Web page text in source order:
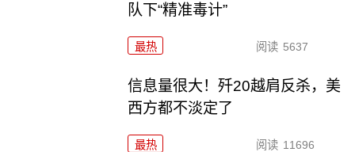
队下“精准毒计”
最热 阅读 5637
信息量很大！歼20越肩反杀，美
西方都不淡定了
最热 阅读 11696